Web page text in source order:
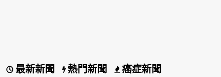
最新新聞 熱門新聞 癌症新聞